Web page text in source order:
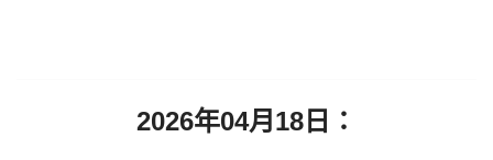
2026年04月18日：